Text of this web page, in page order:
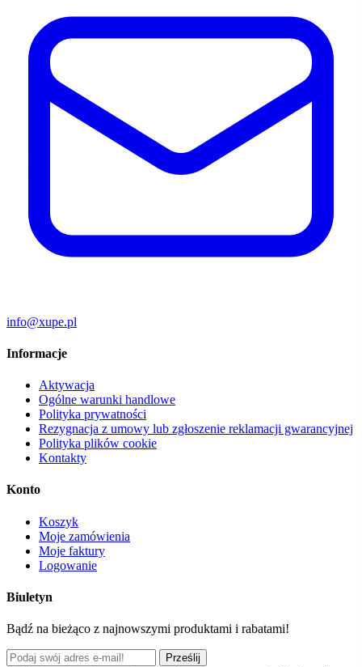
info@xupe.pl
Informacje
Aktywacja
Ogólne warunki handlowe
Polityka prywatności
Rezygnacja z umowy lub zgłoszenie reklamacji gwarancyjnej
Polityka plików cookie
Kontakty
Konto
Koszyk
Moje zamówienia
Moje faktury
Logowanie
Biuletyn
Bądź na bieżąco z najnowszymi produktami i rabatami!
Prześlij